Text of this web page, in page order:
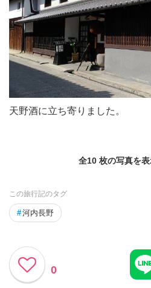
天野酒に立ち寄りました。
全10 枚の写真を
この旅行記のタグ
#河内長野
0